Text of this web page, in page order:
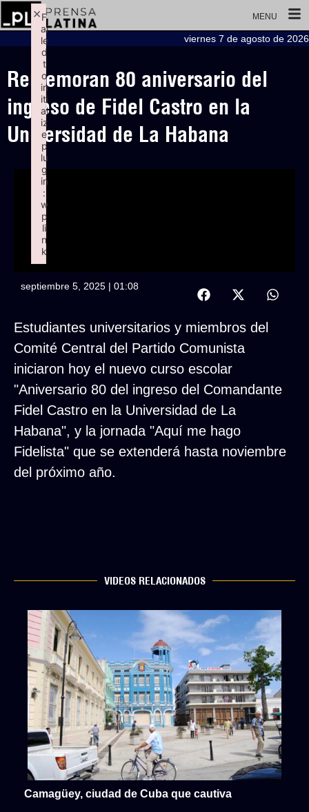
MENU
viernes 7 de agosto de 2026
Rememoran 80 aniversario del
ingreso de Fidel Castro en la
Universidad de La Habana
septiembre 5, 2025 | 01:08
Estudiantes universitarios y miembros del
Comité Central del Partido Comunista
iniciaron hoy el nuevo curso escolar
"Aniversario 80 del ingreso del Comandante
Fidel Castro en la Universidad de La
Habana", y la jornada "Aquí me hago
Fidelista" que se extenderá hasta noviembre
del próximo año.
VIDEOS RELACIONADOS
Camagüey, ciudad de Cuba que cautiva
F
ai
le
d
t
o
in
iti
al
iz
e
p
lu
g
in
:
w
p
li
n
k
×
Failed to initialize plugin: wplink